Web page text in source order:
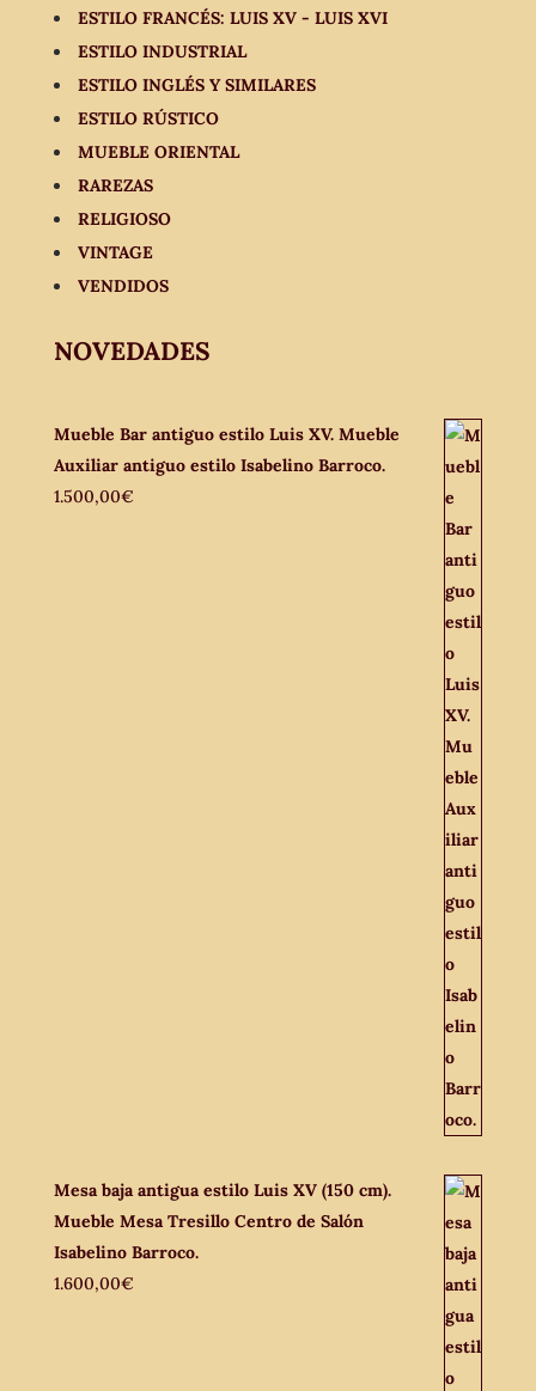
ESTILO FRANCÉS: LUIS XV - LUIS XVI
ESTILO INDUSTRIAL
ESTILO INGLÉS Y SIMILARES
ESTILO RÚSTICO
MUEBLE ORIENTAL
RAREZAS
RELIGIOSO
VINTAGE
VENDIDOS
NOVEDADES
Mueble Bar antiguo estilo Luis XV. Mueble
Auxiliar antiguo estilo Isabelino Barroco.
1.500,00€
Mesa baja antigua estilo Luis XV (150 cm).
Mueble Mesa Tresillo Centro de Salón
Isabelino Barroco.
1.600,00€